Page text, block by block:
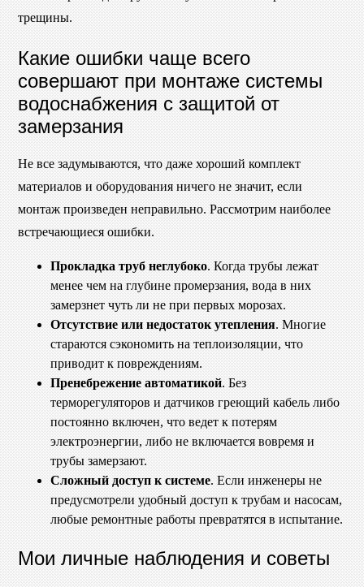
трещины.
Какие ошибки чаще всего
совершают при монтаже системы
водоснабжения с защитой от
замерзания
Не все задумываются, что даже хороший комплект
материалов и оборудования ничего не значит, если
монтаж произведен неправильно. Рассмотрим наиболее
встречающиеся ошибки.
Прокладка труб неглубоко. Когда трубы лежат
менее чем на глубине промерзания, вода в них
замерзнет чуть ли не при первых морозах.
Отсутствие или недостаток утепления. Многие
стараются сэкономить на теплоизоляции, что
приводит к повреждениям.
Пренебрежение автоматикой. Без
терморегуляторов и датчиков греющий кабель либо
постоянно включен, что ведет к потерям
электроэнергии, либо не включается вовремя и
трубы замерзают.
Сложный доступ к системе. Если инженеры не
предусмотрели удобный доступ к трубам и насосам,
любые ремонтные работы превратятся в испытание.
Мои личные наблюдения и советы